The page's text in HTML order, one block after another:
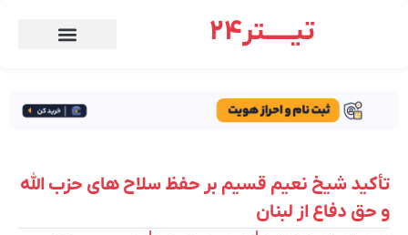
تیـــــتر24
تأکید شیخ نعیم قسیم بر حفظ سلاح های حزب الله
و حق دفاع از لبنان